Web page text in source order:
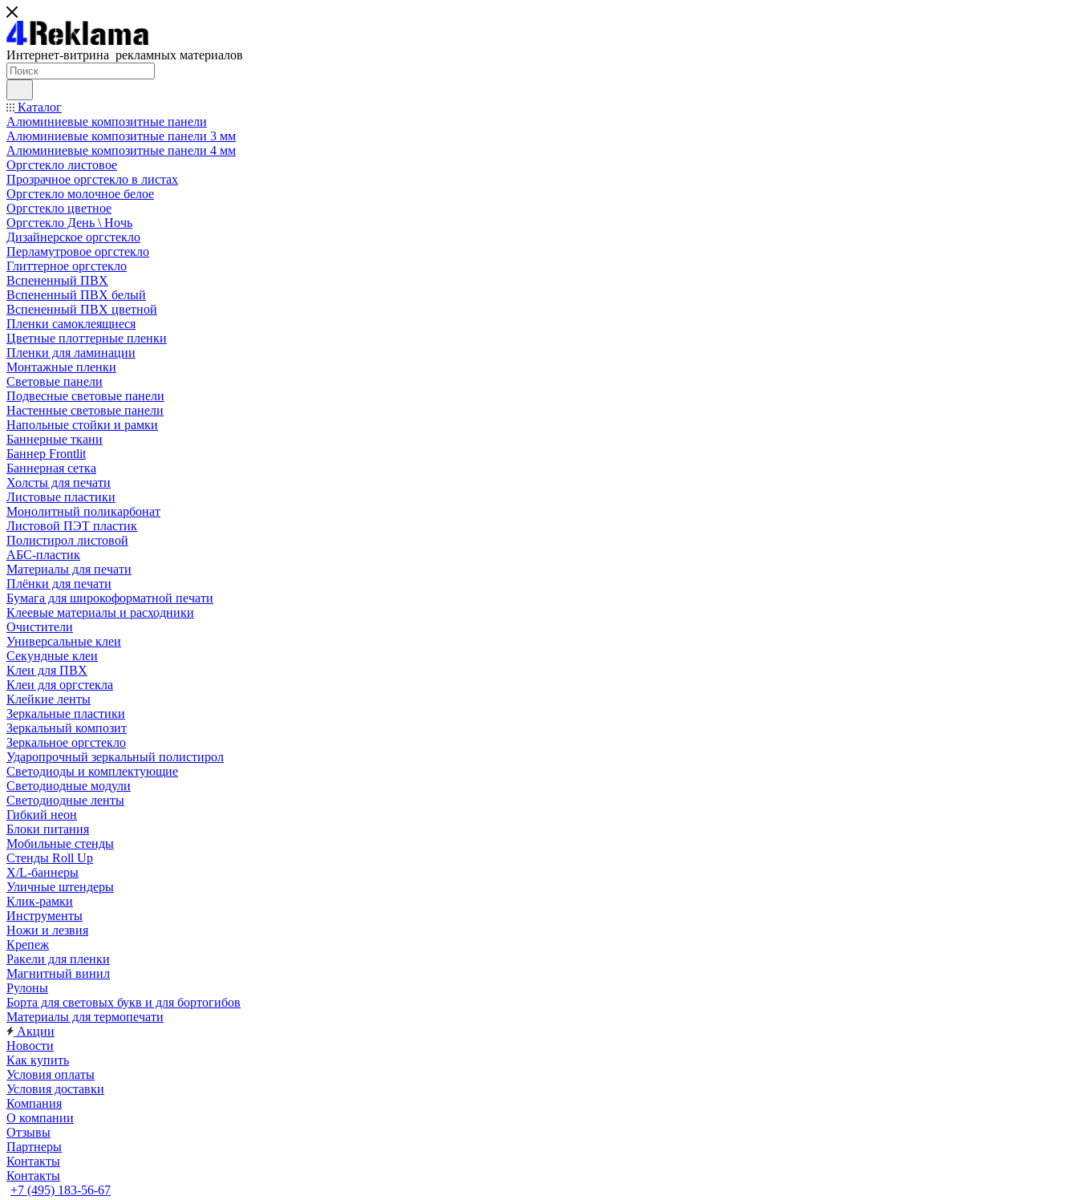
Интернет-витрина рекламных материалов
Каталог
Алюминиевые композитные панели
Алюминиевые композитные панели 3 мм
Алюминиевые композитные панели 4 мм
Оргстекло листовое
Прозрачное оргстекло в листах
Оргстекло молочное белое
Оргстекло цветное
Оргстекло День \ Ночь
Дизайнерское оргстекло
Перламутровое оргстекло
Глиттерное оргстекло
Вспененный ПВХ
Вспененный ПВХ белый
Вспененный ПВХ цветной
Пленки самоклеящиеся
Цветные плоттерные пленки
Пленки для ламинации
Монтажные пленки
Световые панели
Подвесные световые панели
Настенные световые панели
Напольные стойки и рамки
Баннерные ткани
Баннер Frontlit
Баннерная сетка
Холсты для печати
Листовые пластики
Монолитный поликарбонат
Листовой ПЭТ пластик
Полистирол листовой
АБС-пластик
Материалы для печати
Плёнки для печати
Бумага для широкоформатной печати
Клеевые материалы и расходники
Очистители
Универсальные клеи
Секундные клеи
Клеи для ПВХ
Клеи для оргстекла
Клейкие ленты
Зеркальные пластики
Зеркальный композит
Зеркальное оргстекло
Ударопрочный зеркальный полистирол
Светодиоды и комплектующие
Светодиодные модули
Светодиодные ленты
Гибкий неон
Блоки питания
Мобильные стенды
Стенды Roll Up
X/L-баннеры
Уличные штендеры
Клик-рамки
Инструменты
Ножи и лезвия
Крепеж
Ракели для пленки
Магнитный винил
Рулоны
Борта для световых букв и для бортогибов
Материалы для термопечати
Акции
Новости
Как купить
Условия оплаты
Условия доставки
Компания
О компании
Отзывы
Партнеры
Контакты
Контакты
+7 (495) 183-56-67